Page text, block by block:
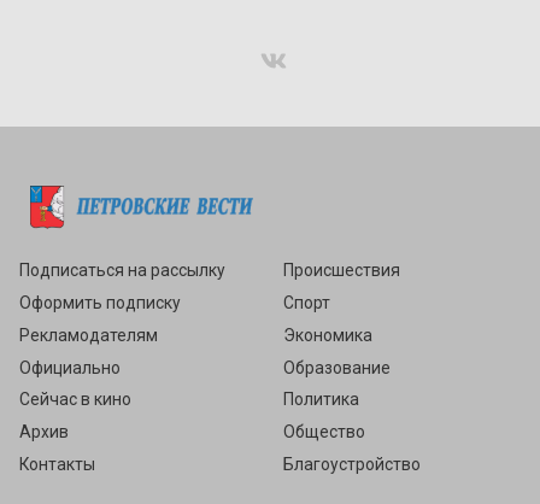
Подписаться на рассылку
Оформить подписку
Рекламодателям
Официально
Сейчас в кино
Архив
Контакты
Происшествия
Спорт
Экономика
Образование
Политика
Общество
Благоустройство
Подписаться